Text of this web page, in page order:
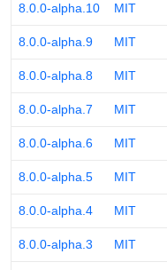
8.0.0-alpha.10 MIT
8.0.0-alpha.9 MIT
8.0.0-alpha.8 MIT
8.0.0-alpha.7 MIT
8.0.0-alpha.6 MIT
8.0.0-alpha.5 MIT
8.0.0-alpha.4 MIT
8.0.0-alpha.3 MIT